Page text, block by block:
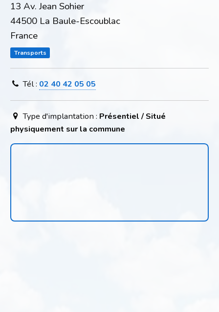
13 Av. Jean Sohier
44500 La Baule-Escoublac
France
Transports
Tél : 02 40 42 05 05
Type d'implantation : Présentiel / Situé
physiquement sur la commune